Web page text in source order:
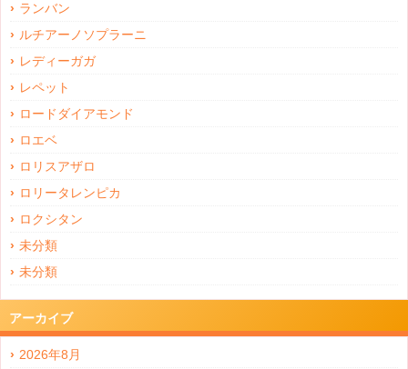
ランバン
ルチアーノソプラーニ
レディーガガ
レペット
ロードダイアモンド
ロエベ
ロリスアザロ
ロリータレンピカ
ロクシタン
未分類
未分類
アーカイブ
2026年8月